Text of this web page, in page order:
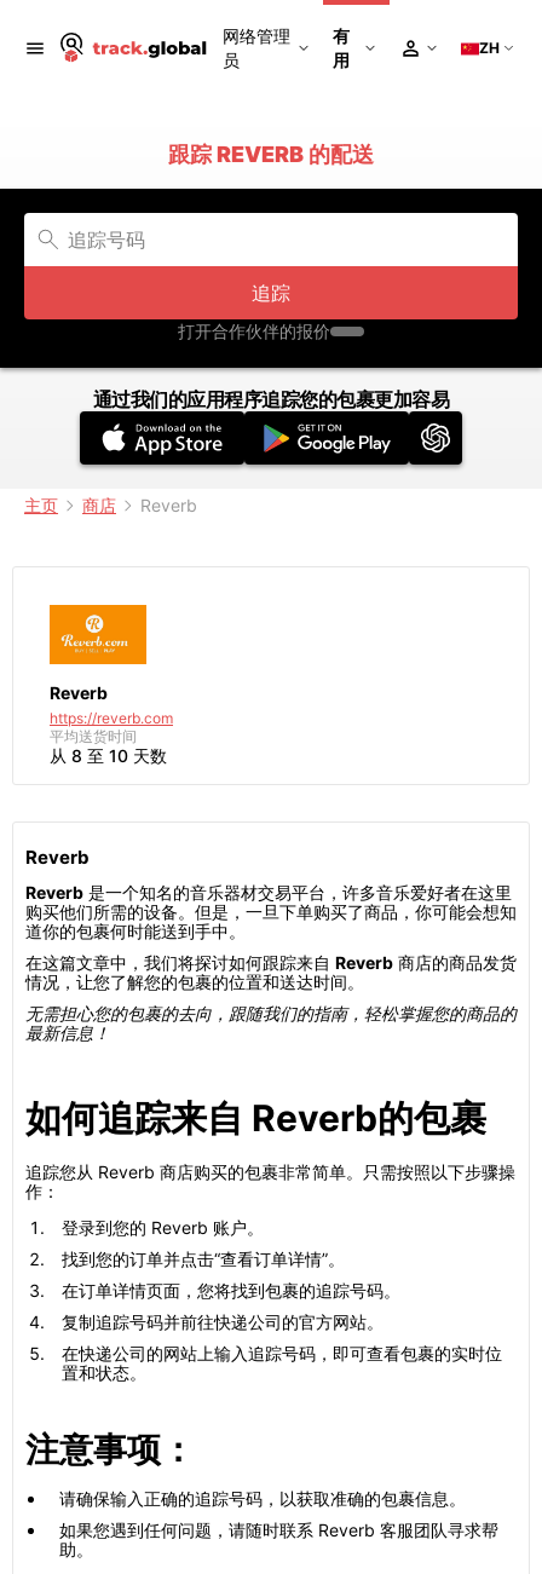
网络管理
员
有
用
ZH
跟踪 REVERB 的配送
追踪
打开合作伙伴的报价
通过我们的应用程序追踪您的包裹更加容易
主页 商店 Reverb
Reverb
https://reverb.com
平均送货时间
从 8 至 10 天数
Reverb
Reverb 是一个知名的音乐器材交易平台，许多音乐爱好者在这里
购买他们所需的设备。但是，一旦下单购买了商品，你可能会想知
道你的包裹何时能送到手中。
在这篇文章中，我们将探讨如何跟踪来自 Reverb 商店的商品发货
情况，让您了解您的包裹的位置和送达时间。
无需担心您的包裹的去向，跟随我们的指南，轻松掌握您的商品的
最新信息！
如何追踪来自 Reverb的包裹
追踪您从 Reverb 商店购买的包裹非常简单。只需按照以下步骤操
作：
登录到您的 Reverb 账户。
找到您的订单并点击“查看订单详情”。
在订单详情页面，您将找到包裹的追踪号码。
复制追踪号码并前往快递公司的官方网站。
在快递公司的网站上输入追踪号码，即可查看包裹的实时位
置和状态。
注意事项：
请确保输入正确的追踪号码，以获取准确的包裹信息。
如果您遇到任何问题，请随时联系 Reverb 客服团队寻求帮
助。